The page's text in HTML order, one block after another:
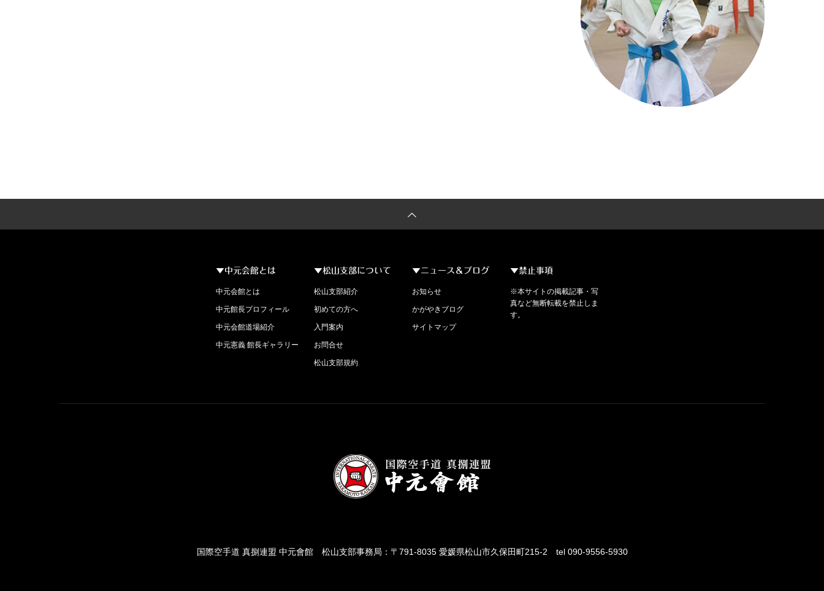
▼中元会館とは
中元会館とは
中元館長プロフィール
中元会館道場紹介
中元憲義 館長ギャラリー
▼松山支部について
松山支部紹介
初めての方へ
入門案内
お問合せ
松山支部規約
▼ニュース＆ブログ
お知らせ
かがやきブログ
サイトマップ
▼禁止事項
※本サイトの掲載記事・写
真など無断転載を禁止しま
す。
国際空手道 真捌連盟 中元會館 松山支部事務局：〒791-8035 愛媛県松山市久保田町215-2 tel 090-9556-5930